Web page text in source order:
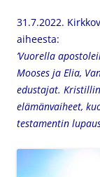
31.7.2022.
aiheesta:
’Vuorella
Mooses ja Elia,
edustajat.
elämänvaiheet,
testamentin